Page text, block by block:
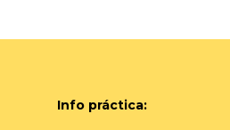
Info práctica: